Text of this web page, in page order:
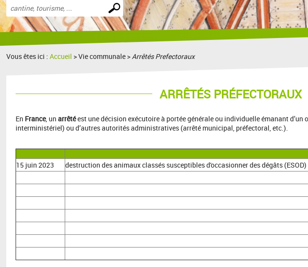
Effectuer
une
recherche
Vous êtes ici :Accueil > Vie communale >Arrêtés Prefectoraux
ARRÊTÉS PRÉFECTORAUX
En France, un arrêtéest une décision exécutoire à portée générale ou individuelle émanant
interministériel) ou d’autres autorités administratives (arrêté municipal, préfectoral, etc.).
15 juin 2023 destruction des animaux classés susceptibles d'occasionner des dégâts (ESOD)